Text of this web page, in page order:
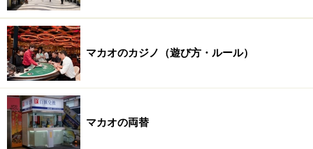
9:00～10:00 世界遺産の街並みを歩く（前
半）
マカオのカジノ（遊び方・ルール）
マカオの両替